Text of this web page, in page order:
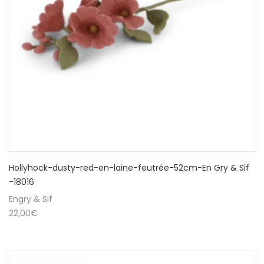
Hollyhock-dusty-red-en-laine-feutrée-52cm-En Gry & Sif
-18016
Engry & Sif
22,00€